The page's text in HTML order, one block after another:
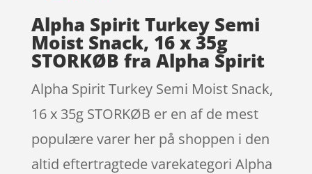
Alpha Spirit Turkey Semi
Moist Snack, 16 x 35g
STORKØB fra Alpha Spirit
Alpha Spirit Turkey Semi Moist Snack,
16 x 35g STORKØB er en af de mest
populære varer her på shoppen i den
altid eftertragtede varekategori Alpha